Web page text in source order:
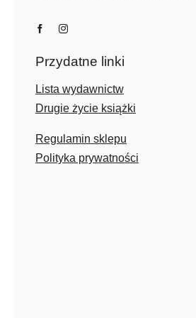
Przydatne linki
Lista wydawnictw
Drugie życie książki
Regulamin sklepu
Polityka prywatności